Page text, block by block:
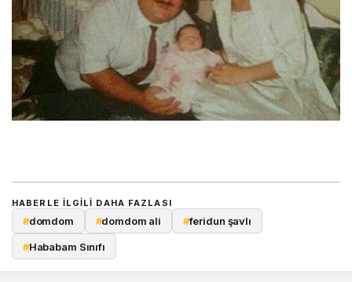
HABERLE ILGILI DAHA FAZLASI
#domdom #domdom ali #feridun şavlı
#Hababam Sınıfı